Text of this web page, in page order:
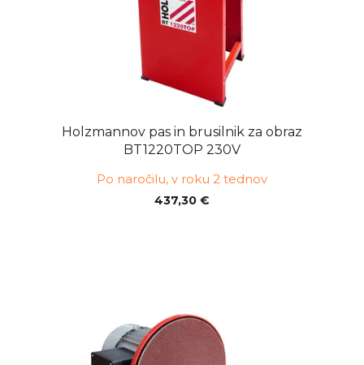
Holzmannov pas in brusilnik za obraz
BT1220TOP 230V
Po naročilu, v roku 2 tednov
437,30 €